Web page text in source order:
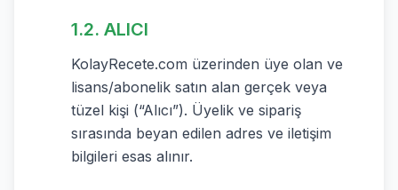
1.2. ALICI
KolayRecete.com üzerinden üye olan ve
lisans/abonelik satın alan gerçek veya
tüzel kişi (“Alıcı”). Üyelik ve sipariş
sırasında beyan edilen adres ve iletişim
bilgileri esas alınır.